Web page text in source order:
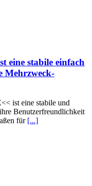
eine stabile einfach
Mehrzweck-
ist eine stabile und
Benutzerfreundlichkeit
für [...]